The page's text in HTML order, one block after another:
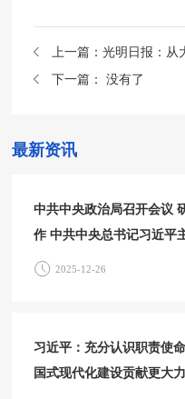
上一篇：光明日报：从
没有了
下一篇：
最新资讯
中共中央政治局召开会议
作 中共中央总书记习近平
2025-12-26
习近平：充分认识职责使
国式现代化建设贡献更大